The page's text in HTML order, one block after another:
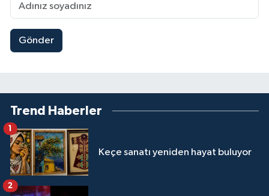
Gönder
Trend Haberler
Keçe sanatı yeniden hayat buluyor
1
2